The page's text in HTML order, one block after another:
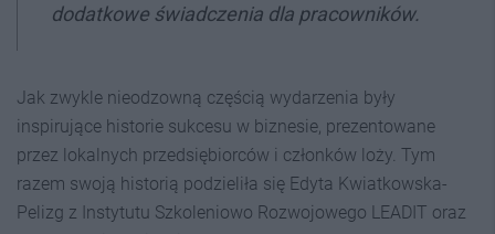
dodatkowe świadczenia dla pracowników.
Jak zwykle nieodzowną częścią wydarzenia były
inspirujące historie sukcesu w biznesie, prezentowane
przez lokalnych przedsiębiorców i członków loży. Tym
razem swoją historią podzieliła się Edyta Kwiatkowska-
Pelizg z Instytutu Szkoleniowo Rozwojowego LEADIT oraz